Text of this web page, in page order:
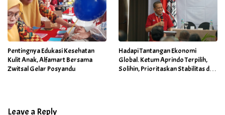
Pentingnya Edukasi Kesehatan
Kulit Anak, Alfamart Bersama
Zwitsal Gelar Posyandu
Hadapi Tantangan Ekonomi
Global. Ketum Aprindo Terpilih,
Solihin, Prioritaskan Stabilitas dan
Leave a Reply